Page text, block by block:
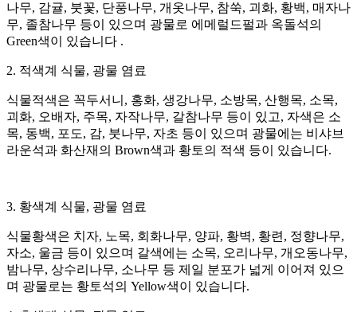
나무, 감귤, 붓꽃, 단풍나무, 개옷나무, 참쑥, 괴화, 황백, 매자나
무, 졸참나무 등이 있으며 광물로 에메럴드펄과 옥돌석의
Green색이 있습니다 .
2. 적색계 식물, 광물 염료
식물적색은 꼭두서니, 홍화, 생강나무, 소방목, 산행목, 소목,
괴화, 오배자, 주목, 자작나무, 갈참나무 등이 있고, 자색은 소
목, 동백, 포도, 감, 붓나무, 자초 등이 있으며 광물에는 비샤브
라운석과 화산재의 Brown색과 황토의 적색 등이 있습니다.
3. 황색계 식물, 광물 염료
식물황색은 치자, 노목, 회화나무, 양파, 황벽, 황련, 정향나무,
자소, 울금 등이 있으며 갈색에는 소목, 오리나무, 개오동나무,
밤나무, 상수리나무, 소나무 등 제일 분포가 넓게 이어져 있으
며 광물로는 황토석의 Yellow색이 있습니다.